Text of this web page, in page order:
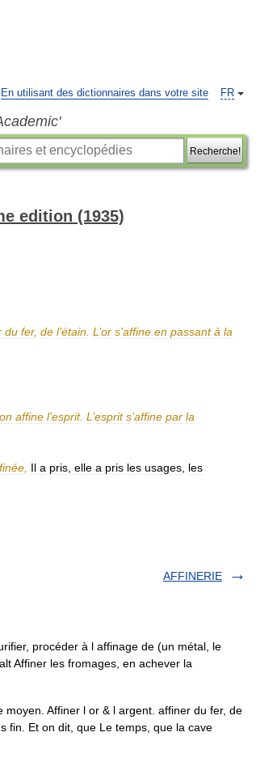
FR
En utilisant des dictionnaires dans votre site
Recherche!
edition (1935)
du fer, de l’étain L ’or s’affine en passant à la
affine l’esprit. L ’esprit s’affine par la
Il a pris elle a pris les usages les
AFFINERIE
procéder à l affinage de (un métal, le
Affiner les fromages, en achever la
Affiner l or & l argent. affiner du fer, de
fin. Et on dit, que Le temps, que la cave